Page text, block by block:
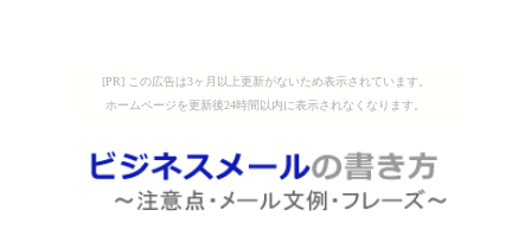
[PR] この広告は3ヶ月以上更新がないため表示されています。
ホームページを更新後24時間以内に表示されなくなります。